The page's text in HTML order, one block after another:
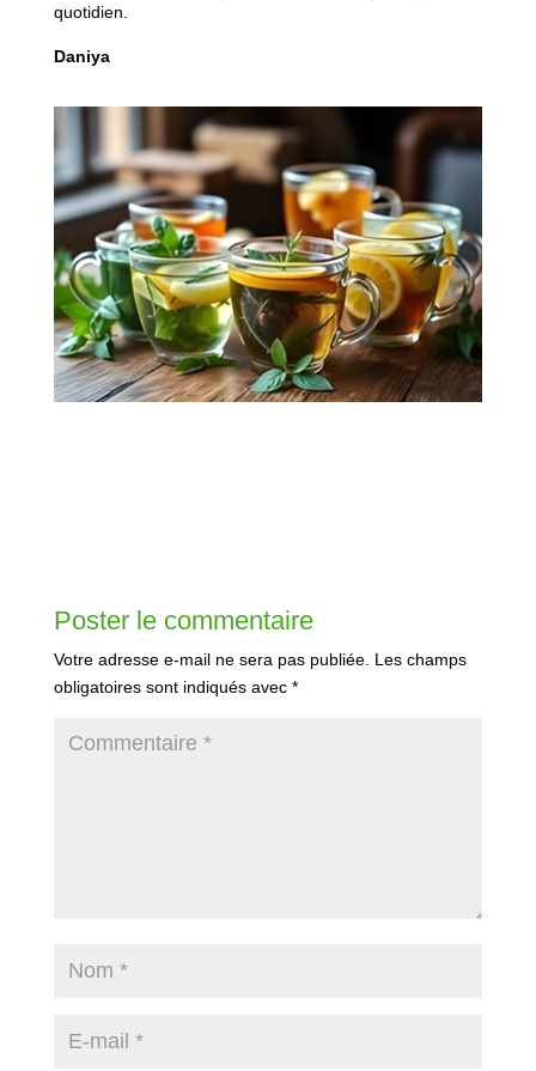
quotidien.
Daniya
Poster le commentaire
Votre adresse e-mail ne sera pas publiée. Les champs
obligatoires sont indiqués avec *